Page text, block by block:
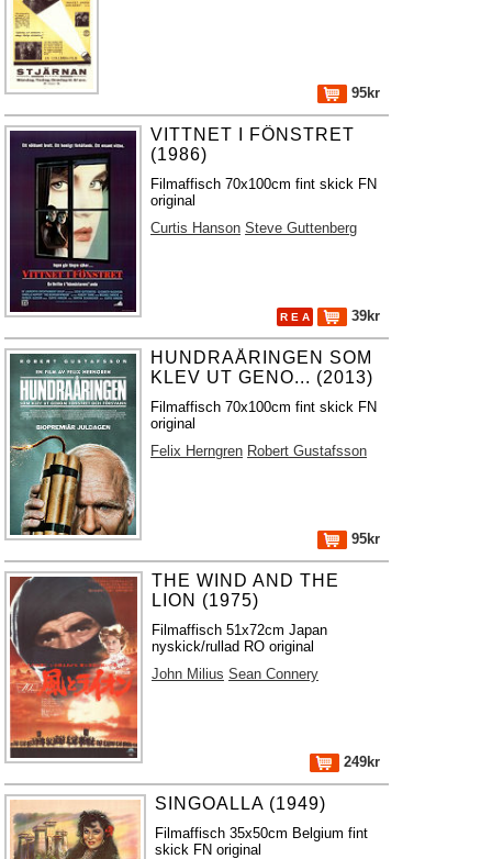
95kr
VITTNET I FÖNSTRET
(1986)
Filmaffisch 70x100cm fint skick FN
original
Curtis Hanson Steve Guttenberg
R E A 39kr
HUNDRAÅRINGEN SOM
KLEV UT GENO... (2013)
Filmaffisch 70x100cm fint skick FN
original
Felix Herngren Robert Gustafsson
95kr
THE WIND AND THE
LION (1975)
Filmaffisch 51x72cm Japan
nyskick/rullad RO original
John Milius Sean Connery
249kr
SINGOALLA (1949)
Filmaffisch 35x50cm Belgium fint
skick FN original